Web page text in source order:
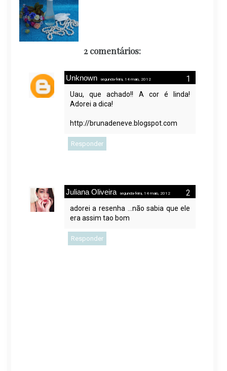
2 comentários:
Unknown segunda-feira, 14 maio, 2012
Uau, que achado!! A cor é linda!
Adorei a dica!
http://brunadeneve.blogspot.com
Responder
Juliana Oliveira segunda-feira, 14 maio, 2012
adorei a resenha ...não sabia que ele
era assim tao bom
Responder